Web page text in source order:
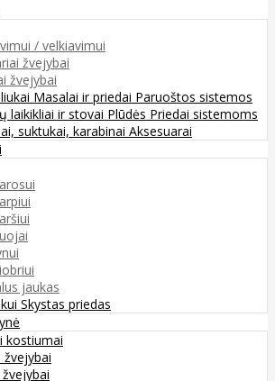
/ velkiavimui
žvejybai
žvejybai
Masalai ir priedai Paruoštos sistemos
laikikliai ir stovai Plūdės Priedai sistemoms
suktukai, karabinai Aksesuarai
jaukas
Skystas priedas
kostiumai
žvejybai